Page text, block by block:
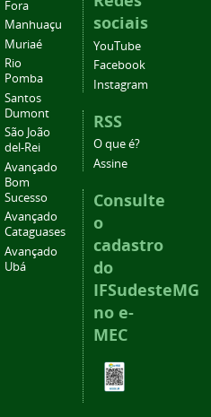
Fora
Manhuaçu
Muriaé
Rio
Pomba
Santos
Dumont
São João
del-Rei
Avançado
Bom
Sucesso
Avançado
Cataguases
Avançado
Ubá
sociais
YouTube
Facebook
Instagram
RSS
O que é?
Assine
Consulte
o
cadastro
do
IFSudesteMG
no e-
MEC